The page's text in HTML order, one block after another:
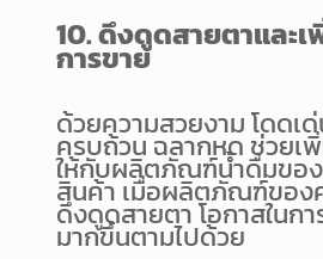
10. ดึงดูดสายตาและเ
การขาย
ด้วยความสวยงาม โดดเ
ครบถ้วน ฉลากหด ช่วยเ
ให้กับผลิตภัณฑ์น้ำดื่มขอ
สินค้า เมื่อผลิตภัณฑ์ของ
ดึงดูดสายตา โอกาสในก
มากขึ้นตามไปด้วย